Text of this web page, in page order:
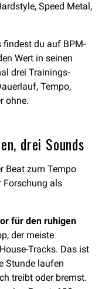
Speed Metal,
findest du auf BPM-
Wert in seinen
drei Trainings-
Tempo,
ohne.
drei Sounds
Beat zum Tempo
Forschung als
für den ruhigen
der meiste
Tracks. Das ist
Stunde laufen
treibt oder bremst.